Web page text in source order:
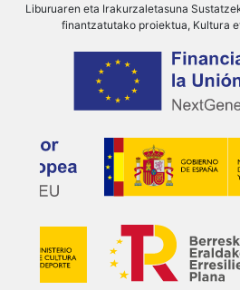
Liburuaren eta Irakurzaletasuna
finantzatutako proiektua, Kultura